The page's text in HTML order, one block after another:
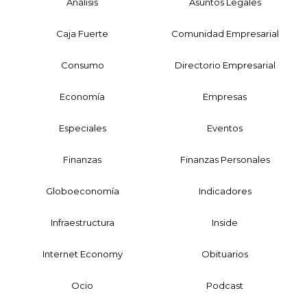
Caja Fuerte Comunidad Empresarial
Consumo Directorio Empresarial
Economía Empresas
Especiales Eventos
Finanzas Finanzas Personales
Globoeconomía Indicadores
Infraestructura Inside
Internet Economy Obituarios
Ocio Podcast